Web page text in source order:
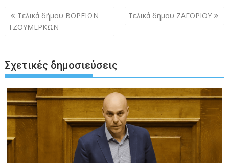
Πλοήγηση
άρθρων
Τελικά δήμου ΒΟΡΕΙΩΝ
ΤΖΟΥΜΕΡΚΩΝ
Τελικά δήμου ΖΑΓΟΡΙΟΥ
Σχετικές δημοσιεύσεις